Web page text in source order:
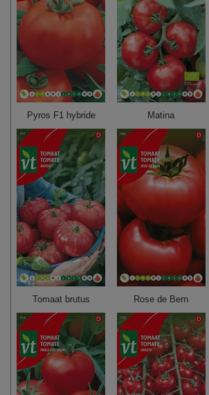
Pyros F1 hybride Matina
Tomaat brutus Rose de Bern